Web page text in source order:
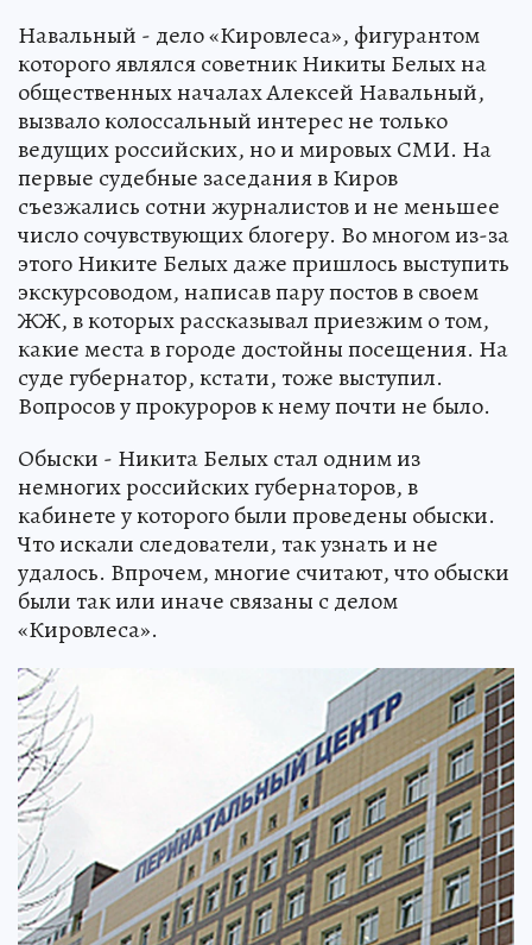
Навальный - дело «Кировлеса», фигурантом
которого являлся советник Никиты Белых на
общественных началах Алексей Навальный,
вызвало колоссальный интерес не только
ведущих российских, но и мировых СМИ. На
первые судебные заседания в Киров
съезжались сотни журналистов и не меньшее
число сочувствующих блогеру. Во многом из-за
этого Никите Белых даже пришлось выступить
экскурсоводом, написав пару постов в своем
ЖЖ, в которых рассказывал приезжим о том,
какие места в городе достойны посещения. На
суде губернатор, кстати, тоже выступил.
Вопросов у прокуроров к нему почти не было.
Обыски - Никита Белых стал одним из
немногих российских губернаторов, в
кабинете у которого были проведены обыски.
Что искали следователи, так узнать и не
удалось. Впрочем, многие считают, что обыски
были так или иначе связаны с делом
«Кировлеса».